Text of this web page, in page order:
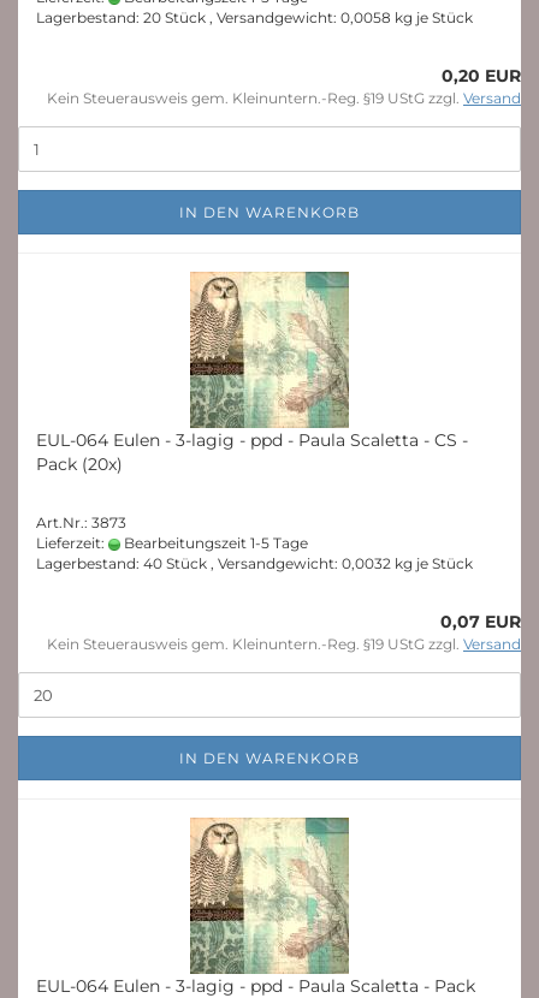
Lagerbestand: 20 Stück , Versandgewicht: 0,0058 kg je Stück
0,20 EUR
Kein Steuerausweis gem. Kleinuntern.-Reg. §19 UStG zzgl. Versand
IN DEN WARENKORB
EUL-064 Eulen - 3-lagig - ppd - Paula Scaletta - CS -
Pack (20x)
Art.Nr.: 3873
Lieferzeit:
Bearbeitungszeit 1-5 Tage
Lagerbestand: 40 Stück , Versandgewicht: 0,0032 kg je Stück
0,07 EUR
Kein Steuerausweis gem. Kleinuntern.-Reg. §19 UStG zzgl. Versand
IN DEN WARENKORB
EUL-064 Eulen - 3-lagig - ppd - Paula Scaletta - Pack